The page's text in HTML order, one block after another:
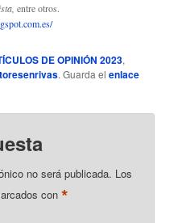
entre otros.
DE OPINIÓN 2023,
. Guarda elenlace
no será publicada. Los
con*